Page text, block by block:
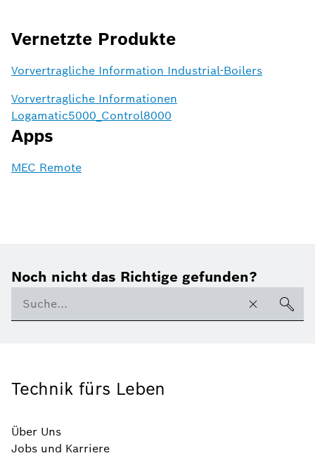
Vernetzte Produkte
Vorvertragliche Information Industrial-Boilers
Vorvertragliche Informationen
Logamatic5000_Control8000
Apps
MEC Remote
Noch nicht das Richtige gefunden?
Technik fürs Leben
Über Uns
Jobs und Karriere